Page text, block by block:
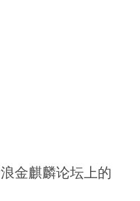
金麒麟论坛上的